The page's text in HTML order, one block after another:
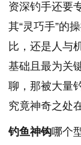
资深钓手还要
其“灵巧手”的
比，还是人与
基础且最为关
聊，那被大量
究竟神奇之处
钓鱼神钩哪个